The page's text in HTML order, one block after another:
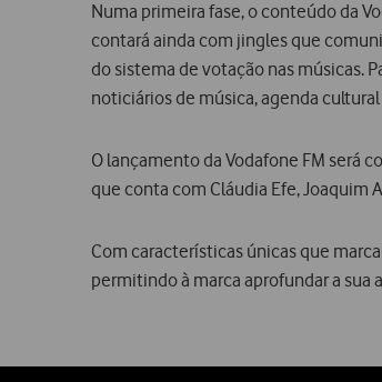
Numa primeira fase, o conteúdo da
contará ainda com jingles que
do sistema de votação nas músicas.
noticiários de música, agenda cultural
O lançamento da Vodafone FM será
que conta com Cláudia Efe, Joaquim
Com características únicas que
permitindo à marca aprofundar a sua